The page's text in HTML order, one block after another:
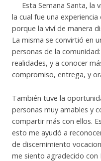
Esta Semana Santa, la
la cual fue una
porque la viví de manera
La misma se convirtió en
personas de la
realidades, y a conocer
compromiso, entrega, y
También tuve la
personas muy amables y
compartir más con ellos.
esto me ayudó a
de discernimiento
me siento agradecido